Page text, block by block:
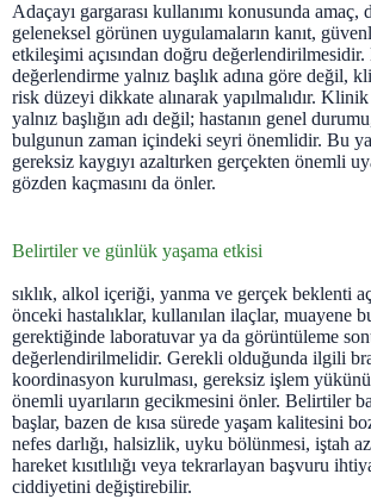
Adaçayı gargarası kullanımı konusunda amaç,
geleneksel görünen uygulamaların kanıt,
etkileşimi açısından doğru
değerlendirme yalnız başlık adına göre değil,
risk düzeyi dikkate alınarak yapılmalıdır.
yalnız başlığın adı değil; hastanın genel
bulgunun zaman içindeki seyri önemlidir. Bu
gereksiz kaygıyı azaltırken gerçekten önemli
gözden kaçmasını da önler.
Belirtiler ve günlük yaşama etkisi
sıklık, alkol içeriği, yanma ve gerçek beklenti
önceki hastalıklar, kullanılan ilaçlar, muayene
gerektiğinde laboratuvar ya da görüntüleme
değerlendirilmelidir. Gerekli olduğunda ilgili
koordinasyon kurulması, gereksiz işlem yükünü
önemli uyarıların gecikmesini önler. Belirtiler
başlar, bazen de kısa sürede yaşam kalitesini
nefes darlığı, halsizlik, uyku bölünmesi, iştah
hareket kısıtlılığı veya tekrarlayan başvuru
ciddiyetini değiştirebilir.